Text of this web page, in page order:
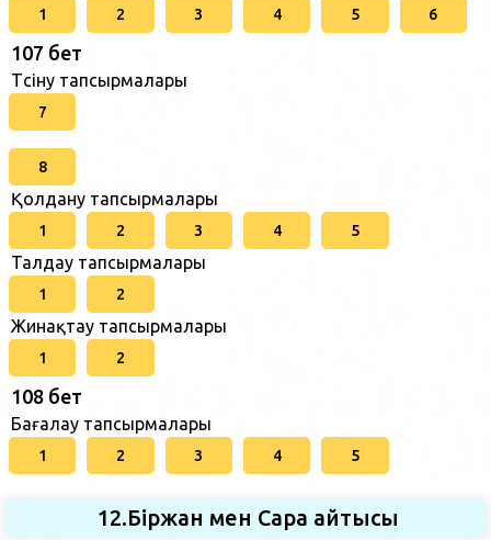
1 2 3 4 5 6
107 бет
Түсіну тапсырмалары
7
8
Қолдану тапсырмалары
1 2 3 4 5
Талдау тапсырмалары
1 2
Жинақтау тапсырмалары
1 2
108 бет
Бағалау тапсырмалары
1 2 3 4 5
12.Біржан мен Сара айтысы